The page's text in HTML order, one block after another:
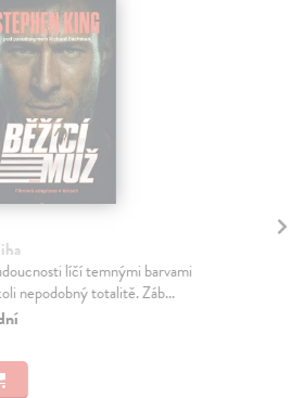
líčí temnými barvami
nepodobný totalitě. Záb...